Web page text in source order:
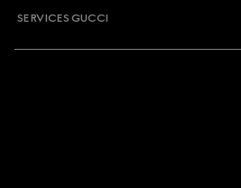
SERVICES GUCCI